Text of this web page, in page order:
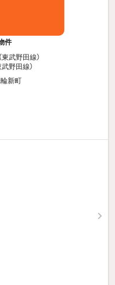
件
東武野田線）
武野田線）
新町